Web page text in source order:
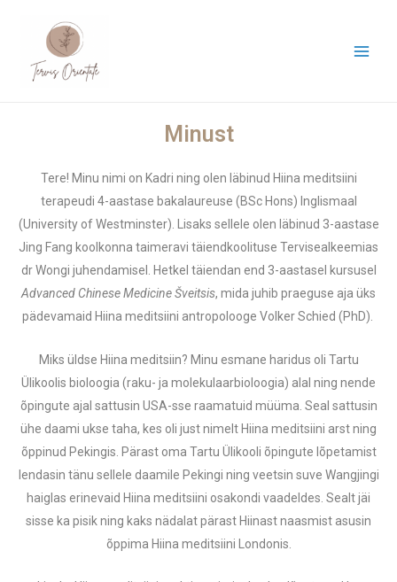
Minust
Tere! Minu nimi on Kadri ning olen läbinud Hiina meditsiini
terapeudi 4-aastase bakalaureuse (BSc Hons) Inglismaal
(University of Westminster). Lisaks sellele olen läbinud 3-aastase
Jing Fang koolkonna taimeravi täiendkoolituse Tervisealkeemias
dr Wongi juhendamisel. Hetkel täiendan end 3-aastasel kursusel
Advanced Chinese Medicine Šveitsis, mida juhib praeguse aja üks
pädevamaid Hiina meditsiini antropolooge Volker Schied (PhD).
Miks üldse Hiina meditsiin? Minu esmane haridus oli Tartu
Ülikoolis bioloogia (raku- ja molekulaarbioloogia) alal ning nende
õpingute ajal sattusin USA-sse raamatuid müüma. Seal sattusin
ühe daami ukse taha, kes oli just nimelt Hiina meditsiini arst ning
õppinud Pekingis. Pärast oma Tartu Ülikooli õpingute lõpetamist
lendasin tänu sellele daamile Pekingi ning veetsin suve Wangjingi
haiglas erinevaid Hiina meditsiini osakondi vaadeldes. Sealt jäi
sisse ka pisik ning kaks nädalat pärast Hiinast naasmist asusin
õppima Hiina meditsiini Londonis.